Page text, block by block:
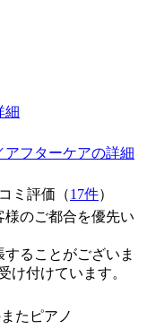
細
フターケアの詳細
ミ評価（17件）
のご都合を優先い
ることがございま
け付けています。
たピアノ